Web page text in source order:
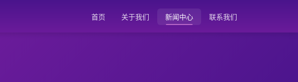
首页 关于我们 新闻中心 联系我们